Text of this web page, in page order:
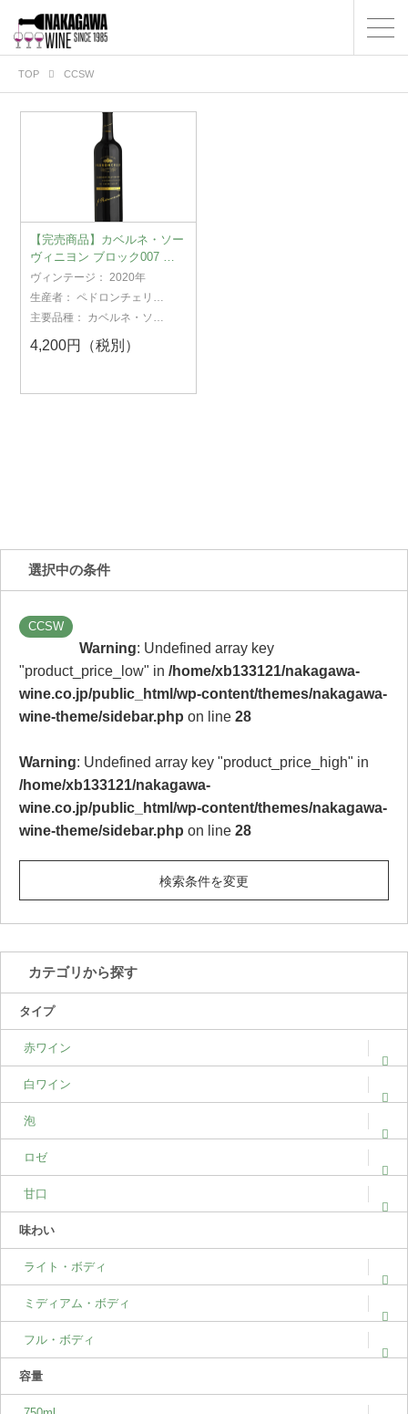
TOP CCSW
選択中の条件
CCSW
Warning: Undefined array key
"product_price_low" in /home/xb133121/nakagawa-
wine.co.jp/public_html/wp-content/themes/nakagawa-
wine-theme/sidebar.php on line 28
Warning: Undefined array key "product_price_high" in
/home/xb133121/nakagawa-
wine.co.jp/public_html/wp-content/themes/nakagawa-
wine-theme/sidebar.php on line 28
検索条件を変更
カテゴリから探す
タイプ
赤ワイン
白ワイン
泡
ロゼ
甘口
味わい
ライト・ボディ
ミディアム・ボディ
フル・ボディ
容量
【完売商品】カベルネ・ソー
ヴィニヨン ブロック007 ド
ライ・クリーク・ヴァレー
2020
ヴィンテージ：2020年
生産者：ペドロンチェリ・
ワイナリー
主要品種： カベルネ・ソー
4,200円（税別）